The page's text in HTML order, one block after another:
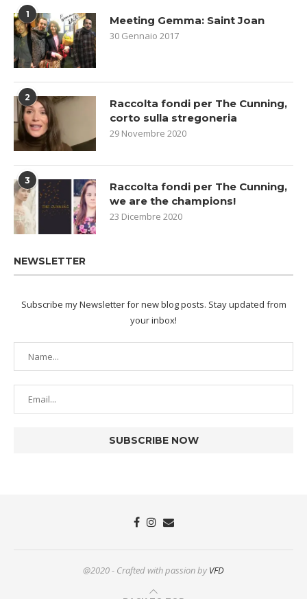
1 Meeting Gemma: Saint Joan
30 Gennaio 2017
2
Raccolta fondi per The Cunning,
corto sulla stregoneria
29 Novembre 2020
3
Raccolta fondi per The Cunning,
we are the champions!
23 Dicembre 2020
NEWSLETTER
Subscribe my Newsletter for new blog posts. Stay updated from
your inbox!
@2020 - Crafted with passion byVFD